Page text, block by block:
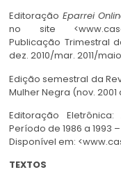
Editoração Eparrei
no site
Publicação Trimestral
dez. 2010/mar. 2011/maio
Edição semestral da
Mulher Negra (nov. 2001
Editoração Eletrônica:
Período de 1986 a 1993
Disponível em:
TEXTOS